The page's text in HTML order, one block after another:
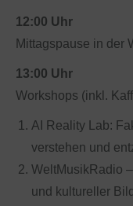
12:00 Uhr
Mittagspause in der
13:00 Uhr
Workshops (inkl.
AI Reality Lab:
verstehen und
WeltMusikRadio
und kultureller